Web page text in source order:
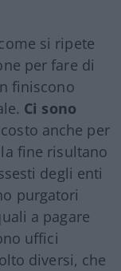
si ripete
per fare di
finiscono
Ci sono
anche per
fine risultano
degli enti
purgatori
a pagare
uffici
diversi, che